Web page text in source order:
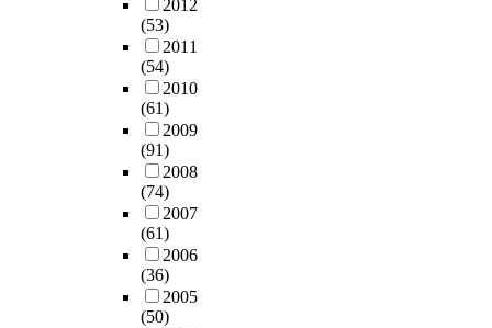
2012
(53)
2011
(54)
2010
(61)
2009
(91)
2008
(74)
2007
(61)
2006
(36)
2005
(50)